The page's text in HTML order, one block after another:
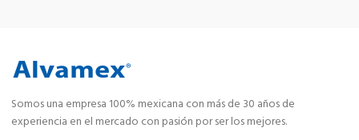
Somos una empresa 100% mexicana con más de 30 años de
experiencia en el mercado con pasión por ser los mejores.